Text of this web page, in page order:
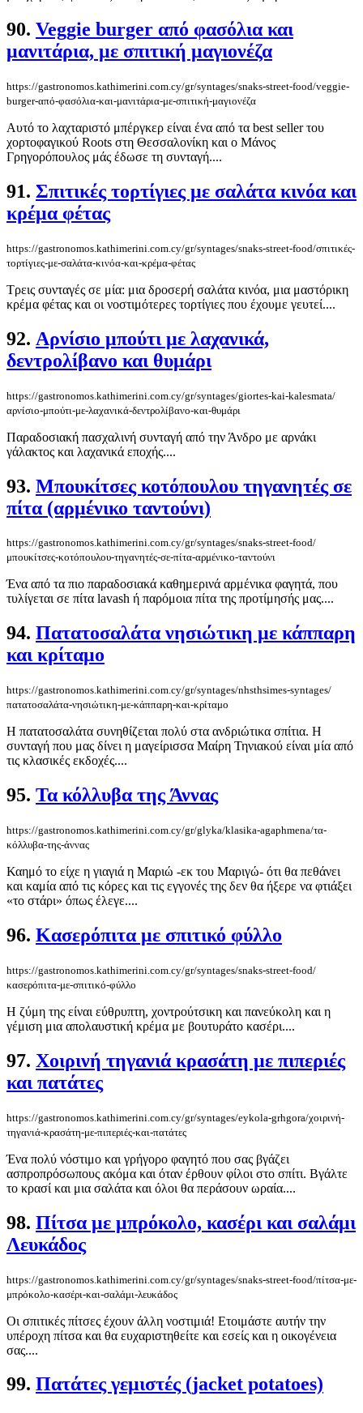
90. Veggie burger από φασόλια και
μανιτάρια, με σπιτική μαγιονέζα
https://gastronomos.kathimerini.com.cy/gr/syntages/snaks-street-food/veggie-
burger-από-φασόλια-και-μανιτάρια-με-σπιτική-μαγιονέζα
Αυτό το λαχταριστό μπέργκερ είναι ένα από τα best seller του
χορτοφαγικού Roots στη Θεσσαλονίκη και ο Μάνος
Γρηγορόπουλος μάς έδωσε τη συνταγή....
91. Σπιτικές τορτίγιες με σαλάτα κινόα και
κρέμα φέτας
https://gastronomos.kathimerini.com.cy/gr/syntages/snaks-street-food/σπιτικές-
τορτίγιες-με-σαλάτα-κινόα-και-κρέμα-φέτας
Τρεις συνταγές σε μία: μια δροσερή σαλάτα κινόα, μια μαστόρικη
κρέμα φέτας και οι νοστιμότερες τορτίγιες που έχουμε γευτεί....
92. Αρνίσιο μπούτι με λαχανικά,
δεντρολίβανο και θυμάρι
https://gastronomos.kathimerini.com.cy/gr/syntages/giortes-kai-kalesmata/
αρνίσιο-μπούτι-με-λαχανικά-δεντρολίβανο-και-θυμάρι
Παραδοσιακή πασχαλινή συνταγή από την Άνδρο με αρνάκι
γάλακτος και λαχανικά εποχής....
93. Μπουκίτσες κοτόπουλου τηγανητές σε
πίτα (αρμένικο ταντούνι)
https://gastronomos.kathimerini.com.cy/gr/syntages/snaks-street-food/
μπουκίτσες-κοτόπουλου-τηγανητές-σε-πίτα-αρμένικο-ταντούνι
Ένα από τα πιο παραδοσιακά καθημερινά αρμένικα φαγητά, που
τυλίγεται σε πίτα lavash ή παρόμοια πίτα της προτίμησής μας....
94. Πατατοσαλάτα νησιώτικη με κάππαρη
και κρίταμο
https://gastronomos.kathimerini.com.cy/gr/syntages/nhsthsimes-syntages/
πατατοσαλάτα-νησιώτικη-με-κάππαρη-και-κρίταμο
Η πατατοσαλάτα συνηθίζεται πολύ στα ανδριώτικα σπίτια. Η
συνταγή που μας δίνει η μαγείρισσα Μαίρη Τηνιακού είναι μία από
τις κλασικές εκδοχές....
95. Τα κόλλυβα της Άννας
https://gastronomos.kathimerini.com.cy/gr/glyka/klasika-agaphmena/τα-
κόλλυβα-της-άννας
Καημό το είχε η γιαγιά η Μαριώ -εκ του Μαριγώ- ότι θα πεθάνει
και καμία από τις κόρες και τις εγγονές της δεν θα ήξερε να φτιάξει
«το στάρι» όπως έλεγε....
96. Κασερόπιτα με σπιτικό φύλλο
https://gastronomos.kathimerini.com.cy/gr/syntages/snaks-street-food/
κασερόπιτα-με-σπιτικό-φύλλο
Η ζύμη της είναι εύθρυπτη, χοντρούτσικη και πανεύκολη και η
γέμιση μια απολαυστική κρέμα με βουτυράτο κασέρι....
97. Χοιρινή τηγανιά κρασάτη με πιπεριές
και πατάτες
https://gastronomos.kathimerini.com.cy/gr/syntages/eykola-grhgora/χοιρινή-
τηγανιά-κρασάτη-με-πιπεριές-και-πατάτες
Ένα πολύ νόστιμο και γρήγορο φαγητό που σας βγάζει
ασπροπρόσωπους ακόμα και όταν έρθουν φίλοι στο σπίτι. Βγάλτε
το κρασί και μια σαλάτα και όλοι θα περάσουν ωραία....
98. Πίτσα με μπρόκολο, κασέρι και σαλάμι
Λευκάδος
https://gastronomos.kathimerini.com.cy/gr/syntages/snaks-street-food/πίτσα-με-
μπρόκολο-κασέρι-και-σαλάμι-λευκάδος
Οι σπιτικές πίτσες έχουν άλλη νοστιμιά! Ετοιμάστε αυτήν την
υπέροχη πίτσα και θα ευχαριστηθείτε και εσείς και η οικογένεια
σας....
99. Πατάτες γεμιστές (jacket potatoes)